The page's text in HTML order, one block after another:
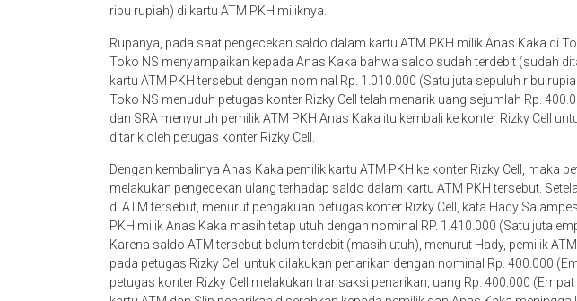
ribu rupiah) di kartu ATM PKH miliknya.
Rupanya, pada saat pengecekan saldo dalam kartu ATM PKH milik Anas Kaka di
Toko NS menyampaikan kepada Anas Kaka bahwa saldo sudah terdebit (sudah
kartu ATM PKH tersebut dengan nominal Rp. 1.010.000 (Satu juta sepuluh ribu
Toko NS menuduh petugas konter Rizky Cell telah menarik uang sejumlah Rp.
dan SRA menyuruh pemilik ATM PKH Anas Kaka itu kembali ke konter Rizky Cell
ditarik oleh petugas konter Rizky Cell.
Dengan kembalinya Anas Kaka pemilik kartu ATM PKH ke konter Rizky Cell, maka
melakukan pengecekan ulang terhadap saldo dalam kartu ATM PKH tersebut.
di ATM tersebut, menurut pengakuan petugas konter Rizky Cell, kata Hady
PKH milik Anas Kaka masih tetap utuh dengan nominal RP. 1.410.000 (Satu juta
Karena saldo ATM tersebut belum terdebit (masih utuh), menurut Hady, pemilik
pada petugas Rizky Cell untuk dilakukan penarikan dengan nominal Rp. 400.000
petugas konter Rizky Cell melakukan transaksi penarikan, uang Rp. 400.000